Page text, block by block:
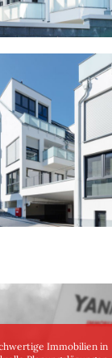
Immobilien in